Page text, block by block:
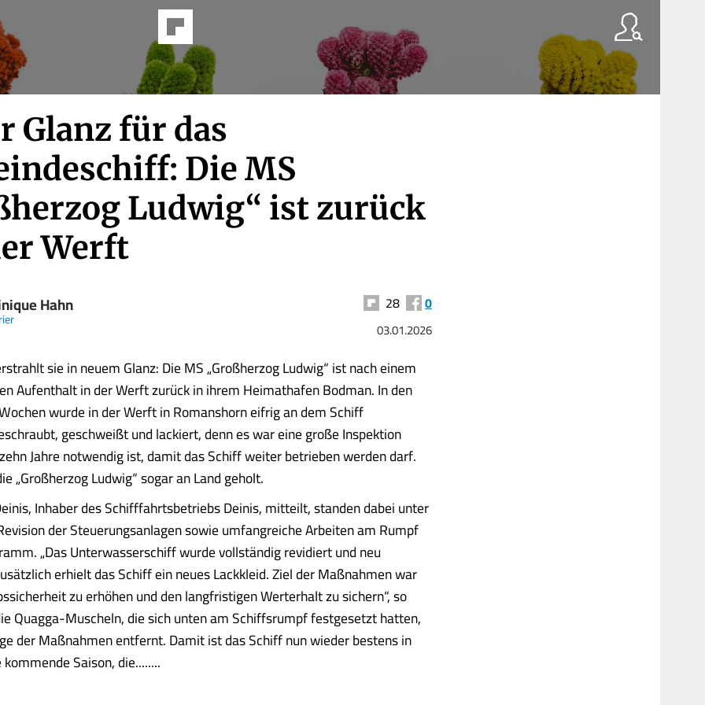
Glanz für das
Die MS
Ludwig“ ist zurück
Werft
Hahn 28 0
03.01.2026
sie in neuem Glanz: Die MS „Großherzog Ludwig“ ist nach einem
Aufenthalt in der Werft zurück in ihrem Heimathafen Bodman. In den
wurde in der Werft in Romanshorn eifrig an dem Schiff
geschweißt und lackiert, denn es war eine große Inspektion
Jahre notwendig ist, damit das Schiff weiter betrieben werden darf.
„Großherzog Ludwig“ sogar an Land geholt.
Inhaber des Schifffahrtsbetriebs Deinis, mitteilt, standen dabei unter
der Steuerungsanlagen sowie umfangreiche Arbeiten am Rumpf
„Das Unterwasserschiff wurde vollständig revidiert und neu
erhielt das Schiff ein neues Lackkleid. Ziel der Maßnahmen war
zu erhöhen und den langfristigen Werterhalt zu sichern“, so
Quagga-Muscheln, die sich unten am Schiffsrumpf festgesetzt hatten,
der Maßnahmen entfernt. Damit ist das Schiff nun wieder bestens in
Saison, die........